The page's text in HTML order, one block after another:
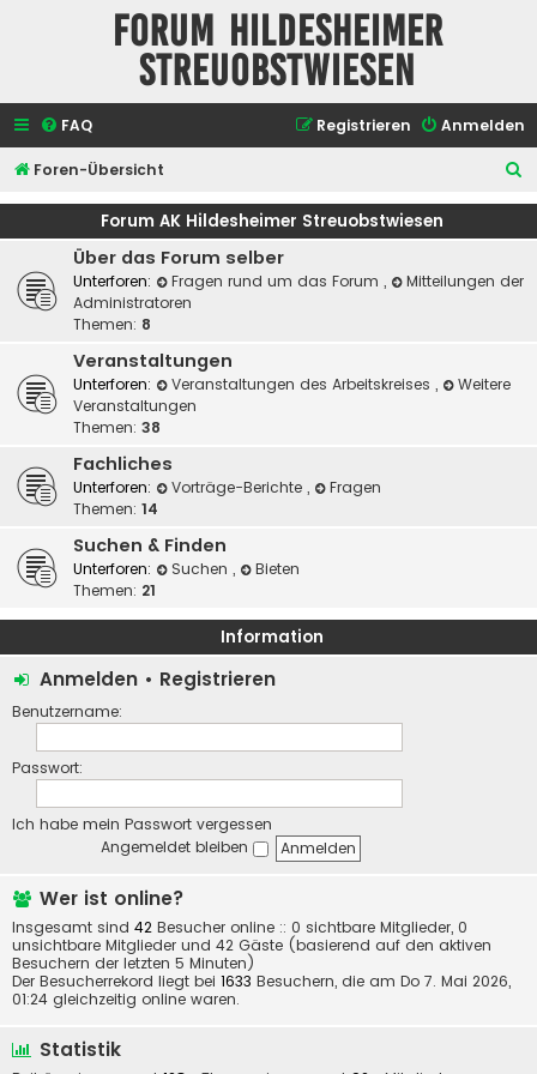
Forum Hildesheimer
Streuobstwiesen
FAQ Anmelden
Registrieren
Foren-Übersicht
u
Forum AK Hildesheimer Streuobstwiesen
Über das Forum selber
Unterforen: Fragen rund um das Forum ,
Mitteilungen der
Administratoren
Themen: 8
Veranstaltungen
Unterforen: Veranstaltungen des Arbeitskreises ,
Weitere
Veranstaltungen
Themen: 38
Fachliches
Unterforen: Vorträge-Berichte ,
Fragen
Themen: 14
Suchen & Finden
Unterforen: Suchen ,
Bieten
Themen: 21
Information
Anmelden • Registrieren
Benutzername:
Passwort:
Ich habe mein Passwort vergessen
Angemeldet bleiben
Wer ist online?
Insgesamt sind 42 Besucher online :: 0 sichtbare Mitglieder, 0
unsichtbare Mitglieder und 42 Gäste (basierend auf den aktiven
Besuchern der letzten 5 Minuten)
Der Besucherrekord liegt bei 1633 Besuchern, die am Do 7. Mai 2026,
01:24 gleichzeitig online waren.
Statistik